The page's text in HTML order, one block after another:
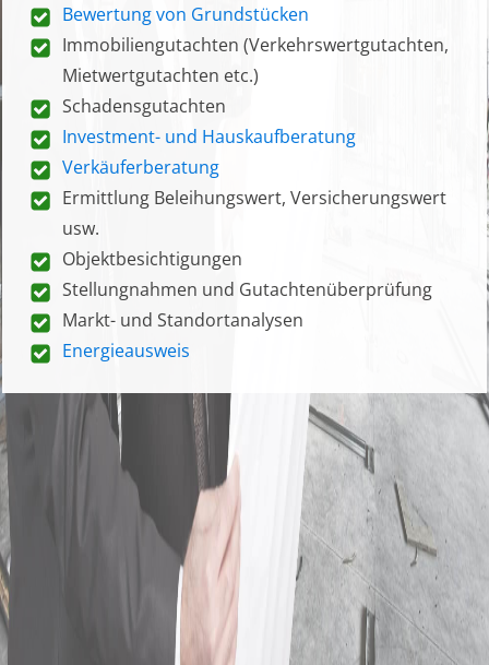
Bewertung von Grundstücken
Immobiliengutachten (Verkehrswertgutachten,
Mietwertgutachten etc.)
Schadensgutachten
Investment- und Hauskaufberatung
Verkäuferberatung
Ermittlung Beleihungswert, Versicherungswert
usw.
Objektbesichtigungen
Stellungnahmen und Gutachtenüberprüfung
Markt- und Standortanalysen
Energieausweis